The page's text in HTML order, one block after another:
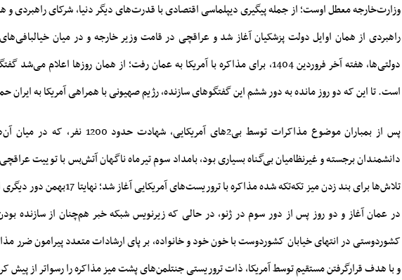
وزارت‌خارجه معطل اوست؛ از جمله پیگیری دیپلماسی اقتصادی با قدرت‌های دیگر دنیا، شرکای راهبردی و
راهبردی از همان اوایل دولت پزشکیان آغاز شد و عراقچی در قامت وزیر خارجه و در میان
دولتی‌ها، هفته آخر فروردین 1404، برای مذاکره با آمریکا به عمان رفت؛ از همان روزها اعلام
است. تا این که دو روز مانده به دور ششم این گفتگوهای سازنده، رژیم صهیونی با همراهی آمریکا به ایران
پس از بمباران موضوع مذاکرات توسط بی‌2‌های آمریکایی،
دانشمندان برجسته و غیرنظامیان بی‌گناه بسیاری بود، بامداد سوم تیرماه ناگهان آتش‌بس با توییت
تلاش‌ها برای بند زدن میز تکه‌تکه شده مذاکره با
در عمان آغاز و دو روز پس از دور سوم در ژنو، در حالی که زیرنویس شبکه خبر هم‌چنان از سازنده
کشوردوستی در انتهای خیابان کشوردوست با خون خود و خانواده، بر پای ارشادات متعدد پیرامون ضرر
و با هدف قرارگرفتن مستقیم توسط آمریکا، ذات تروریستی جنتلمن‌های پشت میز مذاکره را رسواتر از پیش